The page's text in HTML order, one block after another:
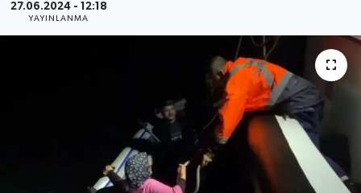
27.06.2024 - 12:18
YAYINLANMA